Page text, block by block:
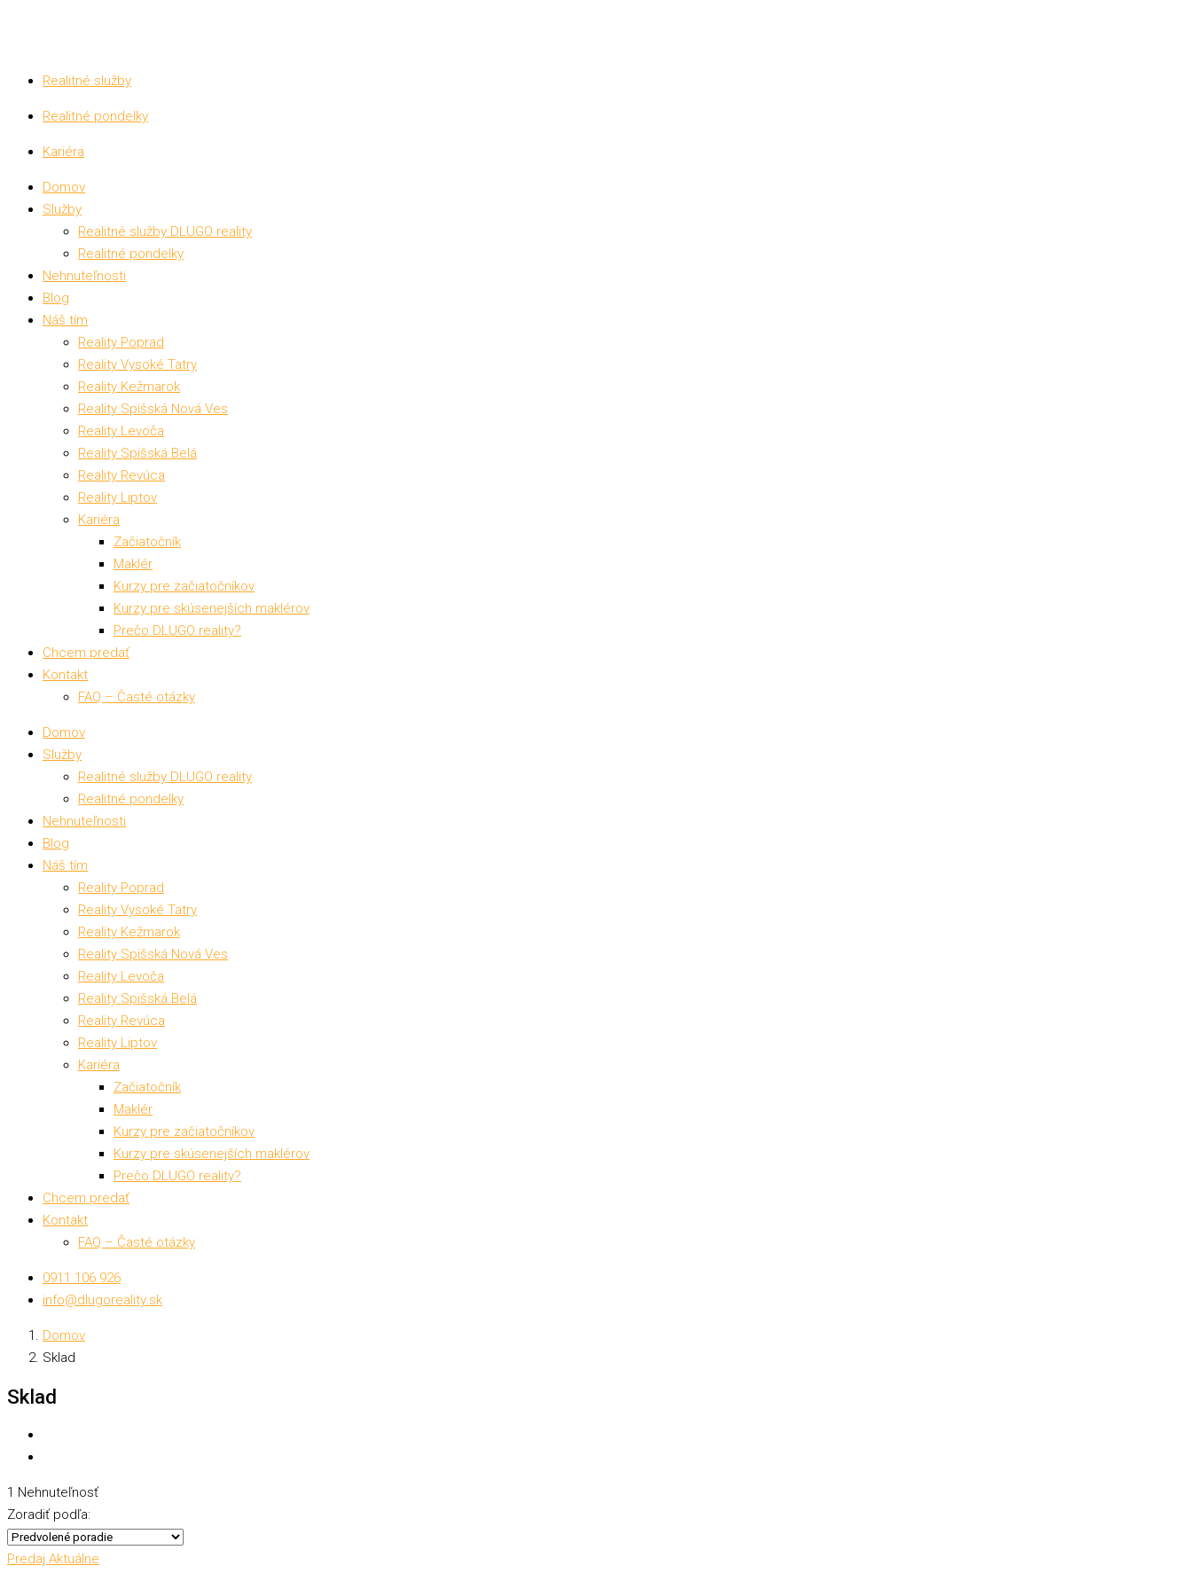
Realitné služby
Realitné pondelky
Kariéra
Domov
Služby
Realitné služby DLUGO reality
Realitné pondelky
Nehnuteľnosti
Blog
Náš tím
Reality Poprad
Reality Vysoké Tatry
Reality Kežmarok
Reality Spišská Nová Ves
Reality Levoča
Reality Spišská Belá
Reality Revúca
Reality Liptov
Kariéra
Začiatočník
Maklér
Kurzy pre začiatočníkov
Kurzy pre skúsenejších maklérov
Prečo DLUGO reality?
Chcem predať
Kontakt
FAQ – Časté otázky
Domov
Služby
Realitné služby DLUGO reality
Realitné pondelky
Nehnuteľnosti
Blog
Náš tím
Reality Poprad
Reality Vysoké Tatry
Reality Kežmarok
Reality Spišská Nová Ves
Reality Levoča
Reality Spišská Belá
Reality Revúca
Reality Liptov
Kariéra
Začiatočník
Maklér
Kurzy pre začiatočníkov
Kurzy pre skúsenejších maklérov
Prečo DLUGO reality?
Chcem predať
Kontakt
FAQ – Časté otázky
0911 106 926
info@dlugoreality.sk
Domov
Sklad
Sklad
1 Nehnuteľnosť
Zoradiť podľa:
Predaj Aktuálne